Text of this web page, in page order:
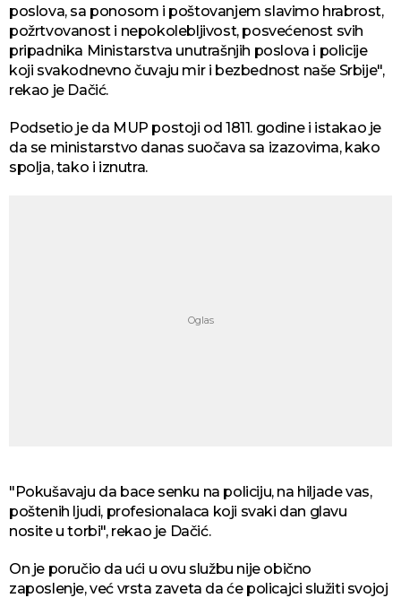
poslova, sa ponosom i poštovanjem slavimo hrabrost,
požrtvovanost i nepokolebljivost, posvećenost svih
pripadnika Ministarstva unutrašnjih poslova i policije
koji svakodnevno čuvaju mir i bezbednost naše Srbije",
rekao je Dačić.
Podsetio je da MUP postoji od 1811. godine i istakao je
da se ministarstvo danas suočava sa izazovima, kako
spolja, tako i iznutra.
"Pokušavaju da bace senku na policiju, na hiljade vas,
poštenih ljudi, profesionalaca koji svaki dan glavu
nosite u torbi", rekao je Dačić.
On je poručio da ući u ovu službu nije obično
zaposlenje, već vrsta zaveta da će policajci služiti svojoj